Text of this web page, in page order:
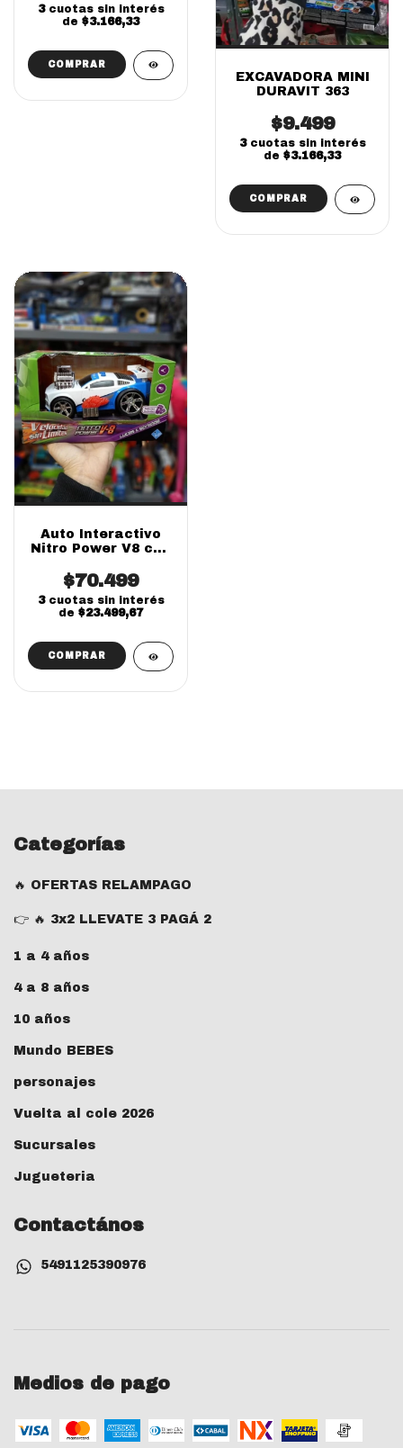
3 cuotas sin interés
de $3.166,33
COMPRAR
EXCAVADORA MINI
DURAVIT 363
$9.499
3 cuotas sin interés
de $3.166,33
Auto Interactivo
Nitro Power V8 con
Fibro Infantil
$70.499
3 cuotas sin interés
de $23.499,67
COMPRAR
Categorías
🔥 OFERTAS RELAMPAGO
👉 🔥 3x2 LLEVATE 3 PAGÁ 2
1 a 4 años
4 a 8 años
10 años
Mundo BEBES
personajes
Vuelta al cole 2026
Sucursales
Jugueteria
Contactános
5491125390976
Medios de pago